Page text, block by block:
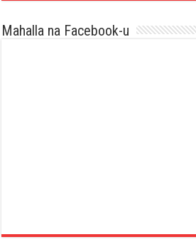
Mahalla na Facebook-u